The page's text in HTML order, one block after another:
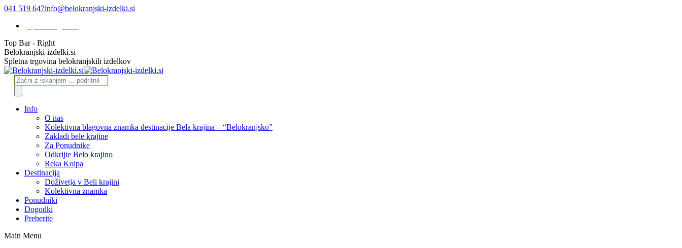
Skip
content
041 519 647info@belokranjski-izdelki.si
Top Bar - Right
Facebook
page
opens
new
window
Instagram
page
opens
new
window
Linkedin
page
opens
new
window
Belokranjski-izdelki.si
Spletna trgovina belokranjskih izdelkov
Products
search
Info
O nas
Kolektivna blagovna znamka destinacije Bela krajina – “Belokranjsko”
Zakladi bele krajine
Za Ponudnike
Odkrijte Belo krajino
Reka Kolpa
Destinacija
Doživetja v Beli krajini
Kolektivna znamka
Ponudniki
Dogodki
Preberite
Main Menu